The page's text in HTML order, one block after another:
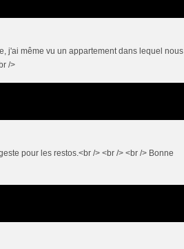
j'ai même vu un appartement dans lequel nous
/>
pour les restos.<br /> <br /> <br /> Bonne